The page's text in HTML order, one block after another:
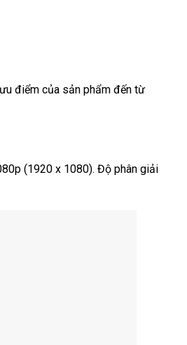
điểm của sản phẩm đến từ
(1920 x 1080). Độ phân giải